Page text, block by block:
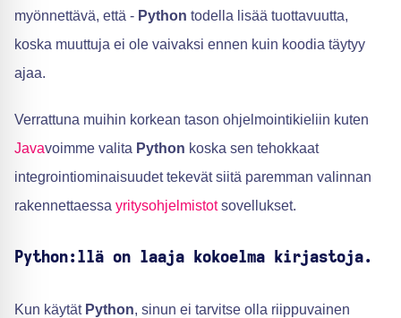
myönnettävä, että - Python todella lisää tuottavuutta,
koska muuttuja ei ole vaivaksi ennen kuin koodia täytyy
ajaa.
Verrattuna muihin korkean tason ohjelmointikieliin kuten
Javavoimme valita Python koska sen tehokkaat
integrointiominaisuudet tekevät siitä paremman valinnan
rakennettaessa yritysohjelmistotsovellukset.
Python:llä on laaja kokoelma kirjastoja.
Kun käytät Python, sinun ei tarvitse olla riippuvainen